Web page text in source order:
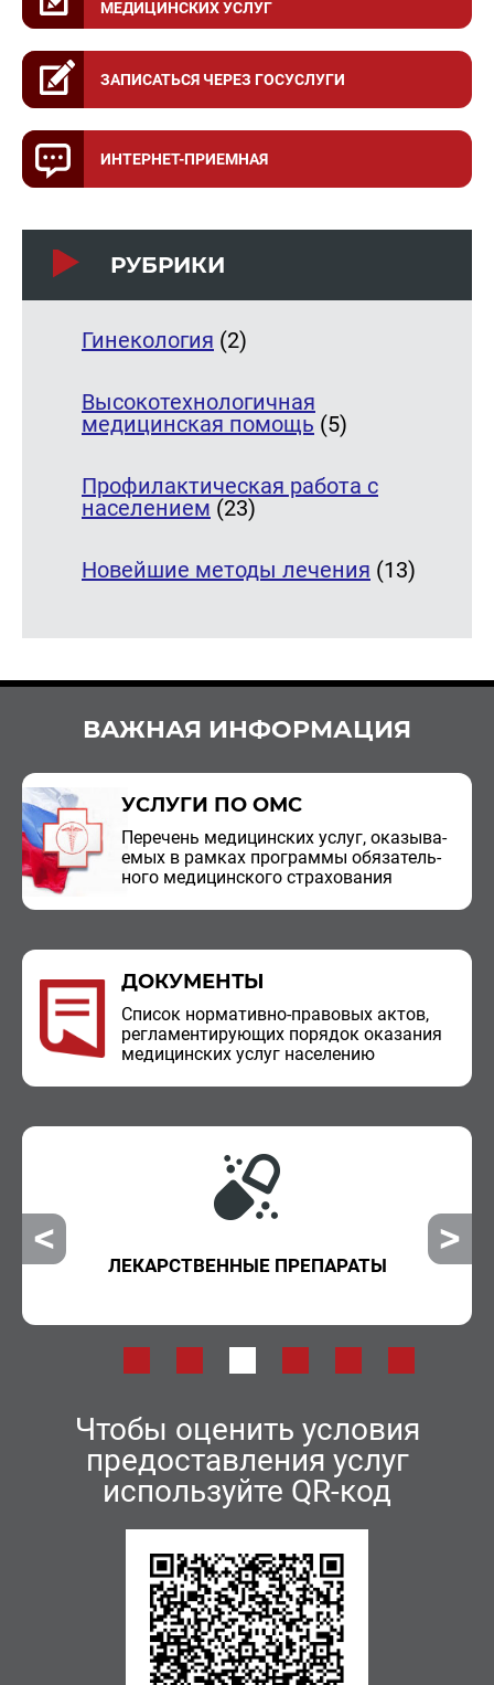
МЕДИЦИНСКИХ УСЛУГ
ЗАПИСАТЬСЯ ЧЕРЕЗ ГОСУСЛУГИ
ИНТЕРНЕТ-ПРИЕМНАЯ
РУБРИКИ
Гинекология (2)
Высокотехнологичная
медицинская помощь (5)
Профилактическая работа с
населением (23)
Новейшие методы лечения (13)
ВАЖНАЯ ИНФОРМАЦИЯ
УСЛУГИ ПО ОМС
Пе­ре­чень ме­ди­цин­ских услуг, ока­зы­ва­
е­мых в рам­ках про­грам­мы обя­за­тель­
но­го ме­ди­цин­ско­го стра­хо­ва­ния
ДОКУМЕНТЫ
Спи­сок нор­ма­тив­но-пра­во­вых актов,
ре­гла­мен­ти­ру­ю­щих по­ря­док ока­за­ния
ме­ди­цин­ских услуг на­се­ле­нию
ВНЕОЧЕРЕДНАЯ ПОМОЩЬ
Чтобы оценить условия
предоставления услуг
используйте QR-код